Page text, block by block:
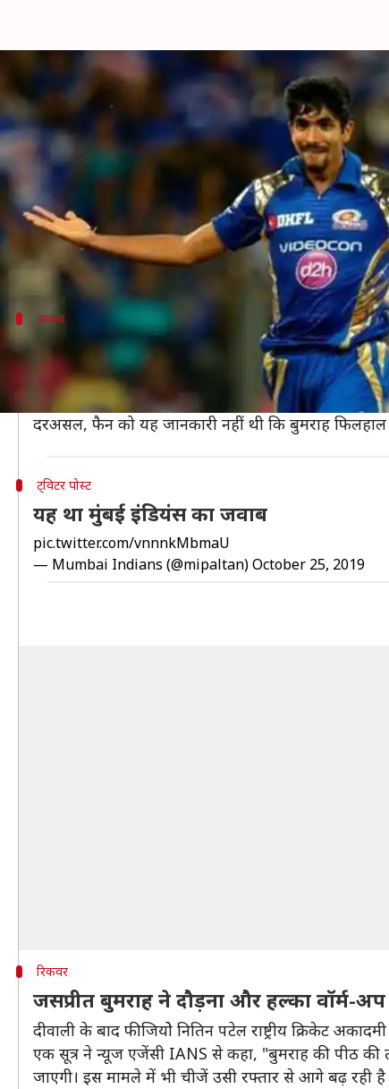
क्या मुंबई इंडियंस छोड़ RCB में
लेखन मोहम्मद वाहिद
क्या है खबर?
इंडियन प्रीमियर लीग की सबसे सफल फ्रेंचाइज़ी मुंबई
इस पार्टी में महेला जयावर्धने, जहीर खान, रोहित शर्मा,
हालांकि, इस पार्टी में तेज़ गेंदबाज़ जसप्रीत बुमराह
जवाब
फैंस के सवाल का मुंबई ने मज़ेदार अंदाज़ में
जसप्रीत बुमराह के पार्टी में न दिखने पर जब एक प्रशंसक ने
मुंबई इंडियंस ने जल्द ही अपने आधिकारिक ट्विटर अकाउंट
दरअसल, फैन को यह जानकारी नहीं थी कि बुमराह
ट्विटर पोस्ट
यह था मुंबई इंडियंस का जवाब
pic.twitter.com/vnnnkMbmaU
— Mumbai Indians (@mipaltan)October 25, 2019
रिकवर
जसप्रीत बुमराह ने दौड़ना और हल्का वॉर्म-
दीवाली के बाद फीजियोे नितिन पटेल राष्ट्रीय क्रिकेट
एक सूत्र ने न्यूज एजेंसी IANS से कहा, "बुमराह की पीठ की
जाएगी। इस मामले में भी चीजें उसी रफ्तार से आगे बढ़ रही